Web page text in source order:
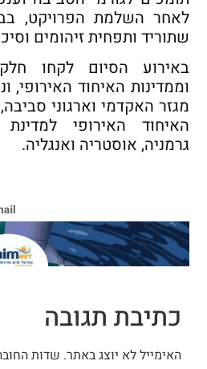
לאחר השלמת הפרויקט,
שתוריד ותפחית זיהומים
באירוע הסיום לקחו
וממדינות האיחוד האירופי,
מגזר האקדמי וארגוני
האיחוד האירופי למדינת
גרמניה, אוסטריה ואנגליה.
כתיבת תגובה
האימייל לא יוצג באתר. שדות